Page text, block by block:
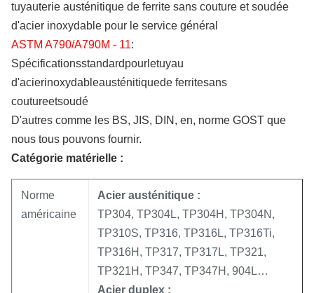
tuyauterie austénitique de ferrite sans couture et soudée
d'acier inoxydable pour le service général
ASTM A790/A790M - 11:
Spécificationsstandardpourletuyau
d'acierinoxydableausténitiquede ferritesans
coutureetsoudé
D'autres comme les BS, JIS, DIN, en, norme GOST que
nous tous pouvons fournir.
Catégorie matérielle :
Norme
américaine
Acier austénitique :
TP304, TP304L, TP304H, TP304N,
TP310S, TP316, TP316L, TP316Ti,
TP316H, TP317, TP317L, TP321,
TP321H, TP347, TP347H, 904L…
Acier duplex :